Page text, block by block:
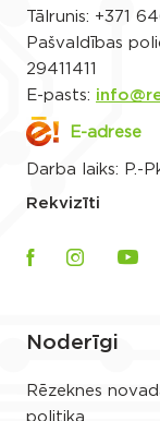
Tālrunis: +371
Pašvaldības
29411411
E-pasts:
E-adrese
Darba laiks: P.-
Rekvizīti
Noderīgi
Rēzeknes
politika